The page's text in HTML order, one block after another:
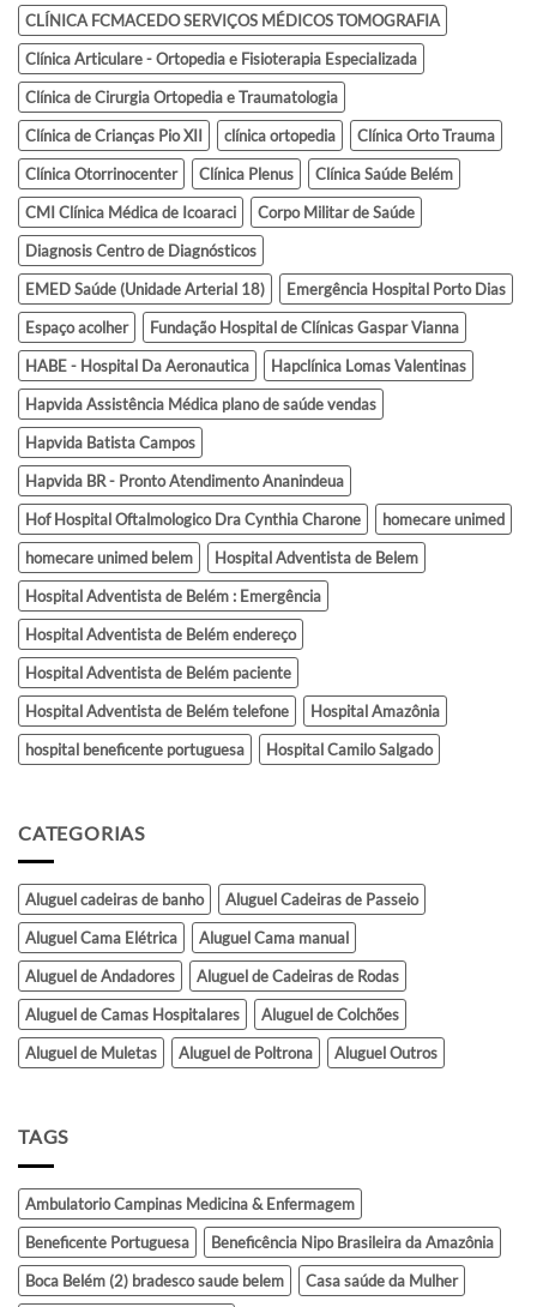
CLÍNICA FCMACEDO SERVIÇOS MÉDICOS TOMOGRAFIA
Clínica Articulare - Ortopedia e Fisioterapia Especializada
Clínica de Cirurgia Ortopedia e Traumatologia
Clínica de Crianças Pio XII
clínica ortopedia
Clínica Orto Trauma
Clínica Otorrinocenter
Clínica Plenus
Clínica Saúde Belém
CMI Clínica Médica de Icoaraci
Corpo Militar de Saúde
Diagnosis Centro de Diagnósticos
EMED Saúde (Unidade Arterial 18)
Emergência Hospital Porto Dias
Espaço acolher
Fundação Hospital de Clínicas Gaspar Vianna
HABE - Hospital Da Aeronautica
Hapclínica Lomas Valentinas
Hapvida Assistência Médica plano de saúde vendas
Hapvida Batista Campos
Hapvida BR - Pronto Atendimento Ananindeua
Hof Hospital Oftalmologico Dra Cynthia Charone
homecare unimed
homecare unimed belem
Hospital Adventista de Belem
Hospital Adventista de Belém : Emergência
Hospital Adventista de Belém endereço
Hospital Adventista de Belém paciente
Hospital Adventista de Belém telefone
Hospital Amazônia
hospital beneficente portuguesa
Hospital Camilo Salgado
CATEGORIAS
Aluguel cadeiras de banho
Aluguel Cadeiras de Passeio
Aluguel Cama Elétrica
Aluguel Cama manual
Aluguel de Andadores
Aluguel de Cadeiras de Rodas
Aluguel de Camas Hospitalares
Aluguel de Colchões
Aluguel de Muletas
Aluguel de Poltrona Aluguel Outros
TAGS
Ambulatorio Campinas Medicina & Enfermagem
Beneficente Portuguesa
Beneficência Nipo Brasileira da Amazônia
Boca Belém (2) bradesco saude belem
Casa saúde da Mulher